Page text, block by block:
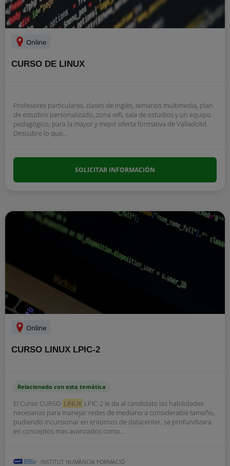
Online
CURSO DE LINUX
Profesores particulares, clases de inglés, temarios multimedia, plan
de estudios personalizado, zona wifi, sala de estudios y un equipo
pedagógico, para la mayor y mejor oferta formativa de Valladolid.
Descubre lo que...
SOLICITAR INFORMACIÓN
Online
CURSO LINUX LPIC-2
Relacionado con esta temática
El Curso CURSO LINUX LPIC-2 le da al candidato las habilidades
necesarias para manejar redes de mediano a considerable tamaño,
pudiendo incursionar en entornos de datacenter, se profundizara
en conceptos mas avanzados como...
INSTITUT NUMÀNCIA FORMACIÓ